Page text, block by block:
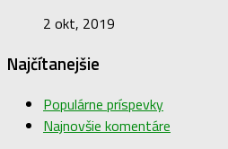
2 okt, 2019
Najčítanejšie
Populárne príspevky
Najnovšie komentáre